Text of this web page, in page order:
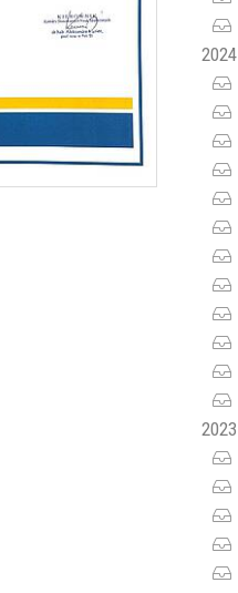
2024
2023